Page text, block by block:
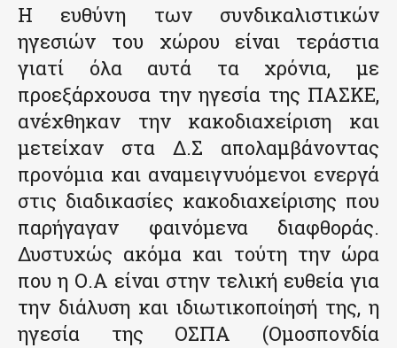
Η ευθύνη των συνδικαλιστικών
ηγεσιών του χώρου είναι τεράστια
γιατί όλα αυτά τα χρόνια, με
προεξάρχουσα την ηγεσία της ΠΑΣΚΕ,
ανέχθηκαν την κακοδιαχείριση και
μετείχαν στα Δ.Σ απολαμβάνοντας
προνόμια και αναμειγνυόμενοι ενεργά
στις διαδικασίες κακοδιαχείρισης που
παρήγαγαν φαινόμενα διαφθοράς.
Δυστυχώς ακόμα και τούτη την ώρα
που η Ο.Α είναι στην τελική ευθεία για
την διάλυση και ιδιωτικοποίησή της, η
ηγεσία της ΟΣΠΑ (Ομοσπονδία